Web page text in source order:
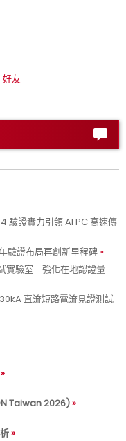
好友
驗證實力引領 AI PC 高速傳
證布局再創新里程碑
實驗室 強化在地認證量
直流短路電流見證測試
Taiwan 2026)